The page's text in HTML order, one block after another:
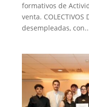
formativos de
venta. COLECTIVOS
desempleadas,